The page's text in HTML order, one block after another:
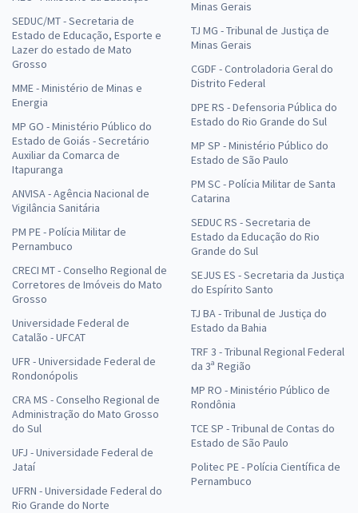
SEDUC/MT - Secretaria de
Estado de Educação, Esporte e
Lazer do estado de Mato
Grosso
MME - Ministério de Minas e
Energia
MP GO - Ministério Público do
Estado de Goiás - Secretário
Auxiliar da Comarca de
Itapuranga
ANVISA - Agência Nacional de
Vigilância Sanitária
PM PE - Polícia Militar de
Pernambuco
CRECI MT - Conselho Regional de
Corretores de Imóveis do Mato
Grosso
Universidade Federal de
Catalão - UFCAT
UFR - Universidade Federal de
Rondonópolis
CRA MS - Conselho Regional de
Administração do Mato Grosso
do Sul
UFJ - Universidade Federal de
Jataí
UFRN - Universidade Federal do
Rio Grande do Norte
Minas Gerais
TJ MG - Tribunal de Justiça de
Minas Gerais
CGDF - Controladoria Geral do
Distrito Federal
DPE RS - Defensoria Pública do
Estado do Rio Grande do Sul
MP SP - Ministério Público do
Estado de São Paulo
PM SC - Polícia Militar de Santa
Catarina
SEDUC RS - Secretaria de
Estado da Educação do Rio
Grande do Sul
SEJUS ES - Secretaria da Justiça
do Espírito Santo
TJ BA - Tribunal de Justiça do
Estado da Bahia
TRF 3 - Tribunal Regional Federal
da 3ª Região
MP RO - Ministério Público de
Rondônia
TCE SP - Tribunal de Contas do
Estado de São Paulo
Politec PE - Polícia Científica de
Pernambuco